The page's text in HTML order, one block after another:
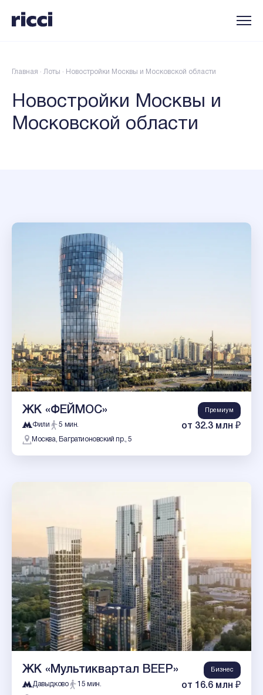
Главная · Лоты · Новостройки Москвы и Московской области
Новостройки Москвы и
Московской области
ЖК «ФЕЙМОС» Премиум
Фили 5 мин. от 32.3 млн ₽
Москва, Багратионовский пр., 5
ЖК «Мультиквартал ВЕЕР» Бизнес
Давыдково 15 мин. от 16.6 млн ₽